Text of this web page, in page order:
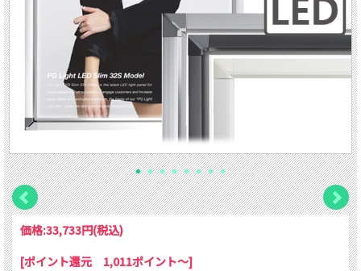
価格:33,733円(税込)
[ポイント還元 1,011ポイント～]